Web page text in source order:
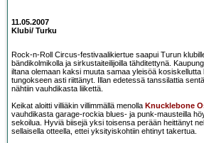
11.05.2007
Klubi/ Turku
Rock-n-Roll Circus-festivaalikiertue saapui Turun
bändikolmikolla ja sirkustaiteilijoilla tähditettynä.
iltana olemaan kaksi muuta samaa yleisöä kosiskellutta
tungokseen asti riittänyt. Illan edetessä tanssilattia
nähtiin vauhdikasta liikettä.
Keikat aloitti villiäkin villimmällä menolla Knucklebone
vauhdikasta garage-rockia blues- ja punk-mausteilla
sekoilua. Hyviä biisejä yksi toisensa perään heittänyt
sellaisella otteella, ettei yksityiskohtiin ehtinyt takertua.